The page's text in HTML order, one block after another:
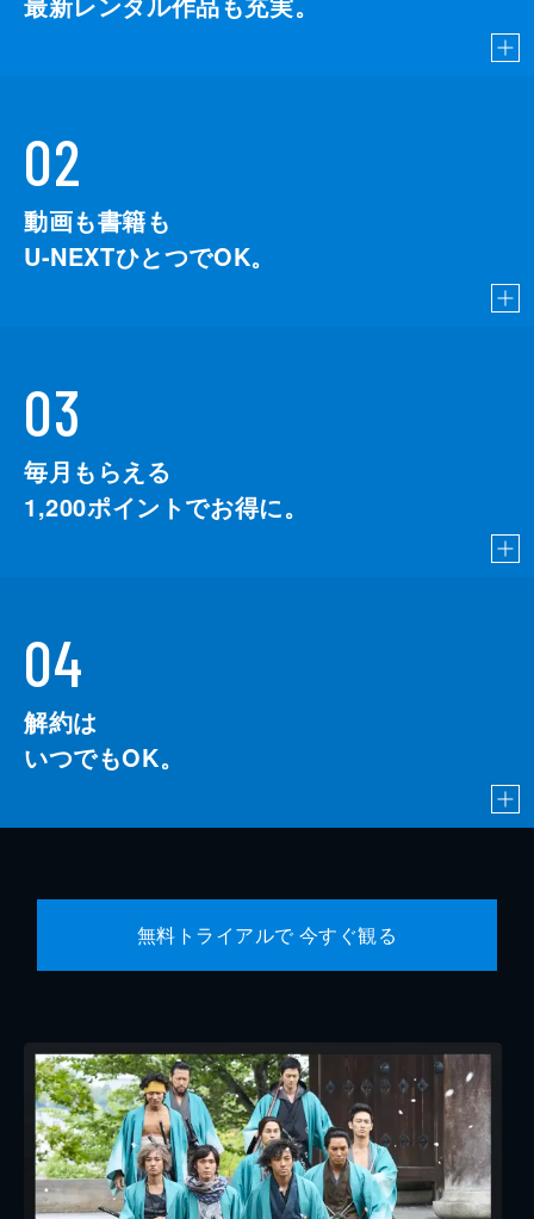
02
動画も書籍も
U-NEXTひとつでOK。
03
毎月もらえる
1,200ポイントでお得に。
04
解約は
いつでもOK。
無料トライアルで 今すぐ観る